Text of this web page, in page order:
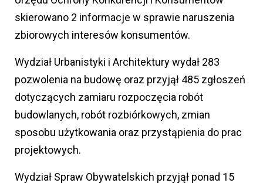
skierowano 2 informacje w sprawie naruszenia
zbiorowych interesów konsumentów.
Wydział Urbanistyki i Architektury wydał 283
pozwolenia na budowę oraz przyjął 485 zgłoszeń
dotyczących zamiaru rozpoczęcia robót
budowlanych, robót rozbiórkowych, zmian
sposobu użytkowania oraz przystąpienia do prac
projektowych.
Wydział Spraw Obywatelskich przyjął ponad 15